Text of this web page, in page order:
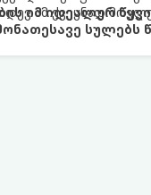
ამ ქვეყნად
იმ იდეალურ
სულებს